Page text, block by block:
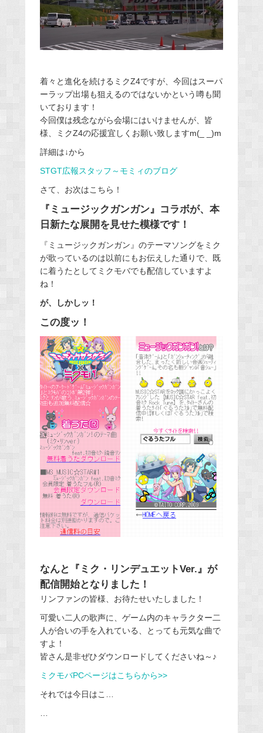
着々と進化を続けるミクZ4ですが、今回はスーパ
ーラップ出場も狙えるのではないかという噂も聞
いております！
今回僕は残念ながら会場にはいけませんが、皆
様、ミクZ4の応援宜しくお願い致しますm(_ _)m
詳細は↓から
STGT広報スタッフ～モミィのブログ
さて、お次はこちら！
『ミュージックガンガン』コラボが、本
日新たな展開を見せた模様です！
『ミュージックガンガン』のテーマソングをミク
が歌っているのは以前にもお伝えした通りで、既
に着うたとしてミクモバでも配信していますよ
ね！
が、しかしッ！
この度ッ！
なんと『ミク・リンデュエットVer.』が
配信開始となりました！
リンファンの皆様、お待たせいたしました！
可愛い二人の歌声に、ゲーム内のキャラクター二
人が合いの手を入れている、とっても元気な曲で
すよ！
皆さん是非ぜひダウンロードしてくださいね～♪
ミクモバPCページはこちらから>>
それでは今日はこ…